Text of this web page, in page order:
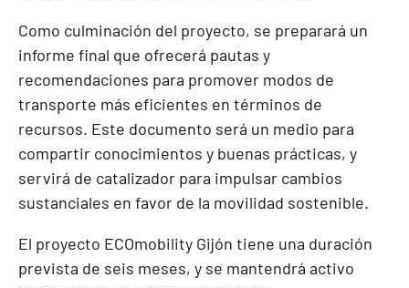
Como culminación del proyecto, se preparará un
informe final que ofrecerá pautas y
recomendaciones para promover modos de
transporte más eficientes en términos de
recursos. Este documento será un medio para
compartir conocimientos y buenas prácticas, y
servirá de catalizador para impulsar cambios
sustanciales en favor de la movilidad sostenible.
El proyecto ECOmobility Gijón tiene una duración
prevista de seis meses, y se mantendrá activo